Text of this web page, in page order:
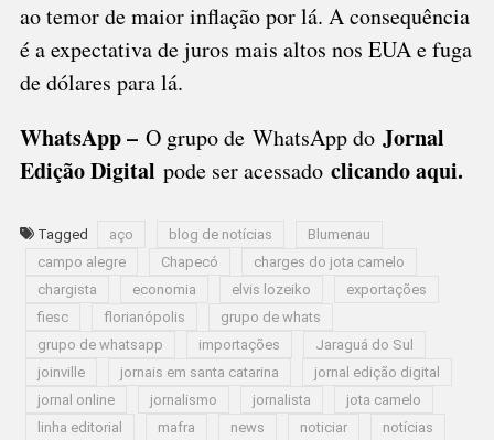
ao temor de maior inflação por lá. A consequência
é a expectativa de juros mais altos nos EUA e fuga
de dólares para lá.
WhatsApp – O grupo de WhatsApp doJornal
Edição Digital pode ser acessado clicando aqui.
Tagged aço blog de notícias
Blumenau
campo alegre
Chapecó
charges do jota camelo
chargista
economia elvis lozeiko
exportações
fiesc
florianópolis
grupo de whats
grupo de whatsapp
importações
Jaraguá do Sul
joinville
jornais em santa catarina
jornal edição digital
jornal online
jornalismo jornalista
jota camelo
linha editorial
mafra news noticiar notícias